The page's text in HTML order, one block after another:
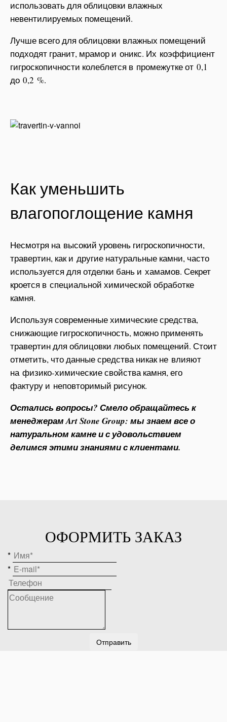
использовать для облицовки влажных
невентилируемых помещений.
Лучше всего для облицовки влажных помещений
подходят гранит, мрамор и оникс. Их коэффициент
гигроскопичности колеблется в промежутке от 0,1
до 0,2 %.
Как уменьшить
влагопоглощение камня
Несмотря на высокий уровень гигроскопичности,
травертин, как и другие натуральные камни, часто
используется для отделки бань и хамамов. Секрет
кроется в специальной химической обработке
камня.
Используя современные химические средства,
снижающие гигроскопичность, можно применять
травертин для облицовки любых помещений. Стоит
отметить, что данные средства никак не влияют
на физико-химические свойства камня, его
фактуру и неповторимый рисунок.
Остались вопросы? Смело обращайтесь к
менеджерам Art Stone Group: мы знаем все о
натуральном камне и с удовольствием
делимся этими знаниями с клиентами.
ОФОРМИТЬ ЗАКАЗ
*
*
Отправить